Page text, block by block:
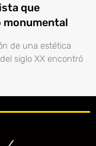
que
de una estética
siglo XX encontró